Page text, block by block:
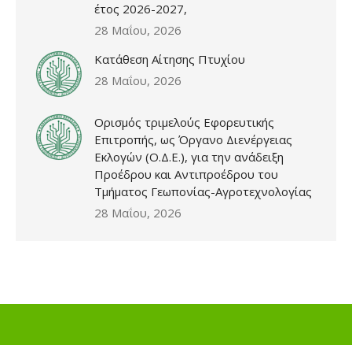
έτος 2026-2027,
28 Μαΐου, 2026
Κατάθεση Αίτησης Πτυχίου
28 Μαΐου, 2026
Ορισμός τριμελούς Εφορευτικής
Επιτροπής, ως Όργανο Διενέργειας
Εκλογών (Ο.Δ.Ε.), για την ανάδειξη
Προέδρου και Αντιπροέδρου του
Τμήματος Γεωπονίας-Αγροτεχνολογίας
28 Μαΐου, 2026